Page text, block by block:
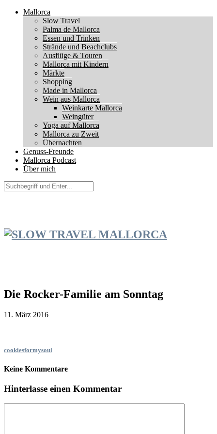
Mallorca
Slow Travel
Palma de Mallorca
Essen und Trinken
Strände und Beachclubs
Ausflüge & Touren
Mallorca mit Kindern
Märkte
Shopping
Made in Mallorca
Wein aus Mallorca
Weinkarte Mallorca
Weingüter
Yoga auf Mallorca
Mallorca zu Zweit
Übernachten
Genuss-Freunde
Mallorca Podcast
Über mich
Die Rocker-Familie am Sonntag
11. März 2016
cookiesformysoul
Keine Kommentare
Hinterlasse einen Kommentar